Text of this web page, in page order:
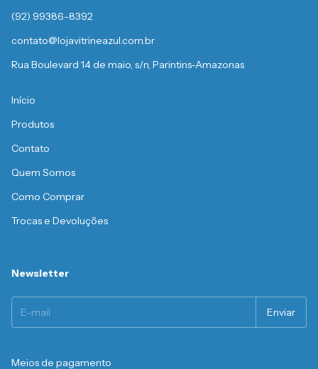
(92) 99386-8392
contato@lojavitrineazul.com.br
Rua Boulevard 14 de maio, s/n, Parintins-Amazonas
Início
Produtos
Contato
Quem Somos
Como Comprar
Trocas e Devoluções
Newsletter
Meios de pagamento